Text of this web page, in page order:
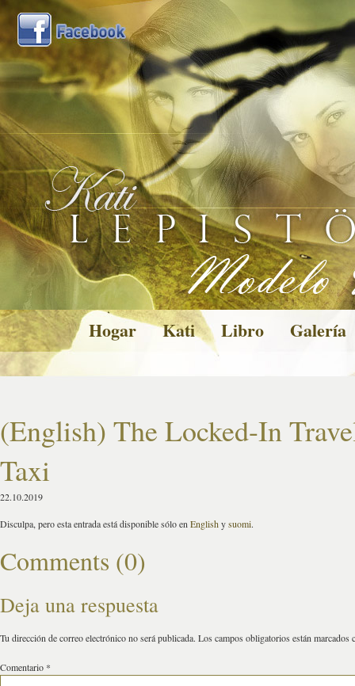
Hogar Kati Libro Galería
(English) The Locked-In
Taxi
22.10.2019
Disculpa, pero esta entrada está disponible sólo en Englishysuomi.
Comments (0)
Deja una respuesta
Tu dirección de correo electrónico no será publicada. Los campos obligatorios están marcados
Comentario *